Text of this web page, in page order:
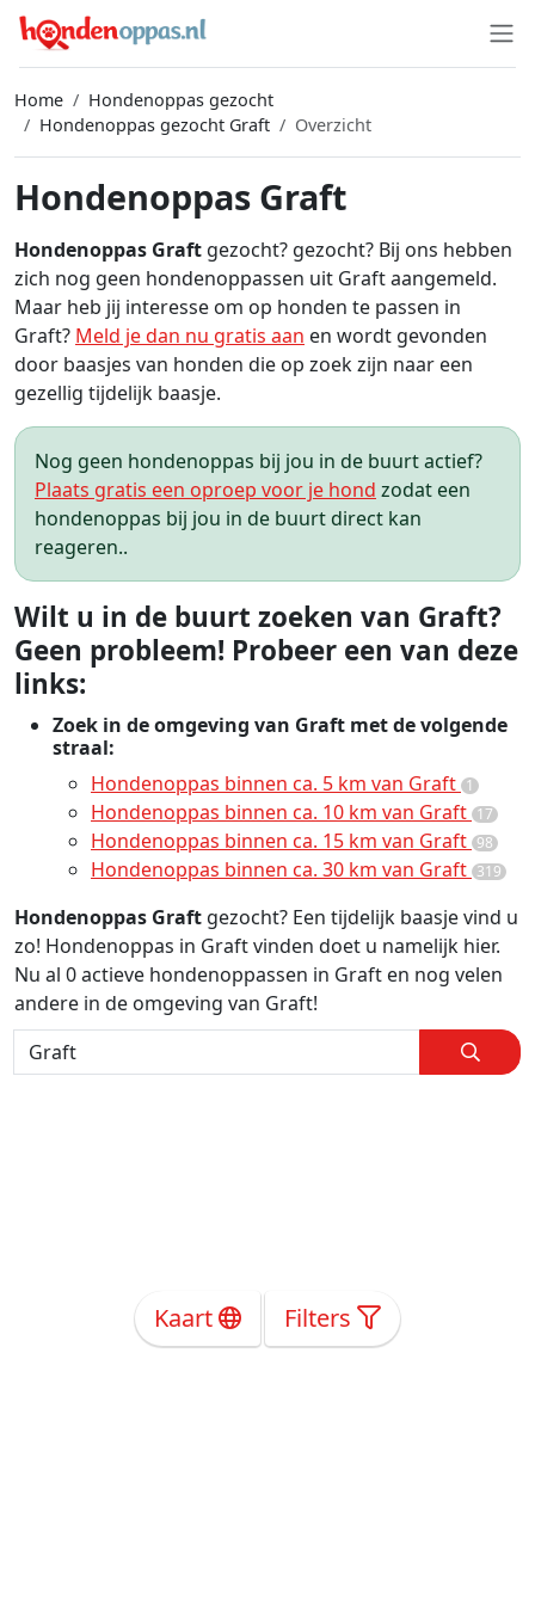
Home
Hondenoppas gezocht
Hondenoppas gezocht Graft
Overzicht
Hondenoppas Graft
Hondenoppas Graft gezocht? gezocht? Bij ons hebben
zich nog geen hondenoppassen uit Graft aangemeld.
Maar heb jij interesse om op honden te passen in
Graft? Meld je dan nu gratis aan en wordt gevonden
door baasjes van honden die op zoek zijn naar een
gezellig tijdelijk baasje.
Nog geen hondenoppas bij jou in de buurt actief?
Plaats gratis een oproep voor je hond zodat een
hondenoppas bij jou in de buurt direct kan
reageren..
Wilt u in de buurt zoeken van Graft?
Geen probleem! Probeer een van deze
links:
Zoek in de omgeving van Graft met de volgende
straal:
Hondenoppas binnen ca. 5 km van Graft 1
Hondenoppas binnen ca. 10 km van Graft 17
Hondenoppas binnen ca. 15 km van Graft 98
Hondenoppas binnen ca. 30 km van Graft 319
Hondenoppas Graft gezocht? Een tijdelijk baasje vind u
zo! Hondenoppas in Graft vinden doet u namelijk hier.
Nu al 0 actieve hondenoppassen in Graft en nog velen
andere in de omgeving van Graft!
Kaart Filters